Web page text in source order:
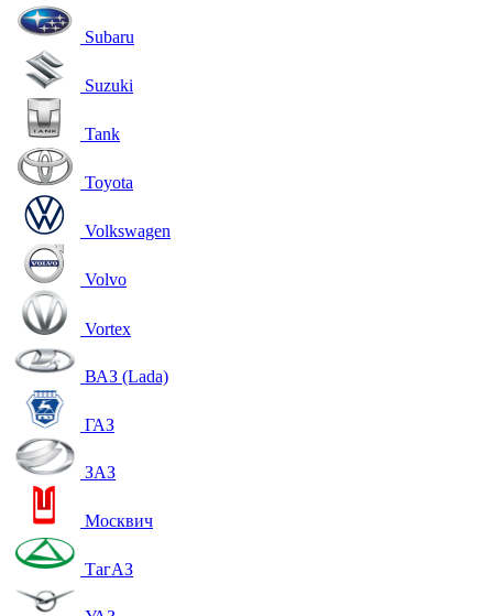
Subaru
Suzuki
Tank
Toyota
Volkswagen
Volvo
Vortex
ВАЗ (Lada)
ГАЗ
ЗАЗ
Москвич
ТагАЗ